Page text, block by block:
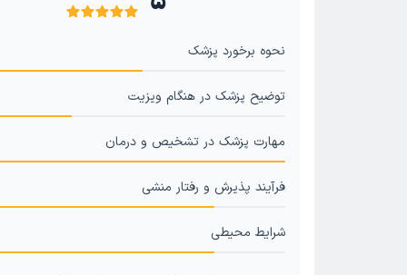
نحوه برخورد پزشک
توضیح پزشک در هنگام ویزیت
مهارت پزشک در تشخیص و درمان
فرآیند پذیرش و رفتار منشی
شرایط محیطی